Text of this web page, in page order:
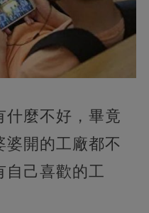
什麼不好，畢竟
婆開的工廠都不
自己喜歡的工